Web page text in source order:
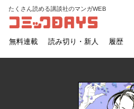
コミックDAYS
たくさん読める講談社のマンガWEB
無料連載 読み切り・新人 履歴